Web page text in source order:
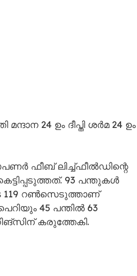
24 ഉം ദീപ്തി ശർമ 24 ഉം
ഫീബ് ലിച്ച്‌ഫീൽഡിന്റെ
93 പന്തുകൾ
119 റൺസെടുത്താണ്
45 പന്തിൽ 63
കരുത്തേകി.